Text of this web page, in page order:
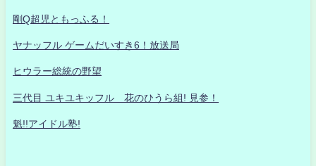
剛Q超児ともっふる！
ヤナッフル ゲームだいすき6！放送局
ヒウラー総統の野望
三代目 ユキユキッフル 花のひうら組! 見参！
魁!!アイドル塾!